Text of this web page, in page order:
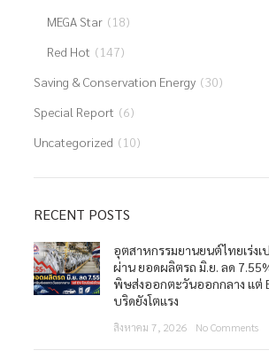
MEGA Star (18)
Red Hot (147)
Saving & Conservation Energy (30)
Special Report (6)
Uncategorized (10)
RECENT POSTS
อุตสาหกรรมยานยนต์ไทยเร่งเ
ผ่าน ยอดผลิตรถ มิ.ย. ลด
พิษส่งออกตะวันออกกลาง แต่
บริดยังโตแรง
สิงหาคม 7, 2026 No Comments